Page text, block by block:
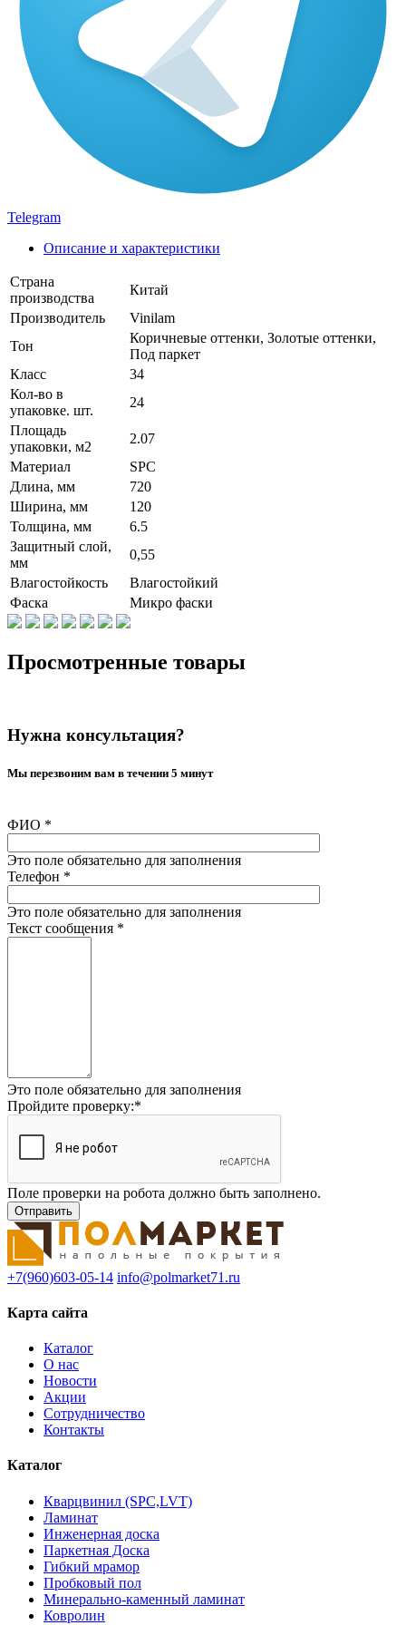
Telegram
Описание и характеристики
Страна
производства
Китай
Производитель
Vinilam
Тон
Коричневые оттенки, Золотые оттенки,
Под паркет
Класс
34
Кол-во в
упаковке. шт.
24
Площадь
упаковки, м2
2.07
Материал
SPC
Длина, мм
720
Ширина, мм
120
Толщина, мм
6.5
Защитный слой,
мм
0,55
Влагостойкость
Влагостойкий
Фаска
Микро фаски
Просмотренные товары
Нужна консультация?
Мы перезвоним вам в течении 5 минут
ФИО *
Это поле обязательно для заполнения
Телефон *
Это поле обязательно для заполнения
Текст сообщения *
Это поле обязательно для заполнения
Пройдите проверку:*
Поле проверки на робота должно быть заполнено.
+7(960)603-05-14 info@polmarket71.ru
Карта сайта
Каталог
О нас
Новости
Акции
Сотрудничество
Контакты
Каталог
Кварцвинил (SPC,LVT)
Ламинат
Инженерная доска
Паркетная Доска
Гибкий мрамор
Пробковый пол
Минерально-каменный ламинат
Ковролин